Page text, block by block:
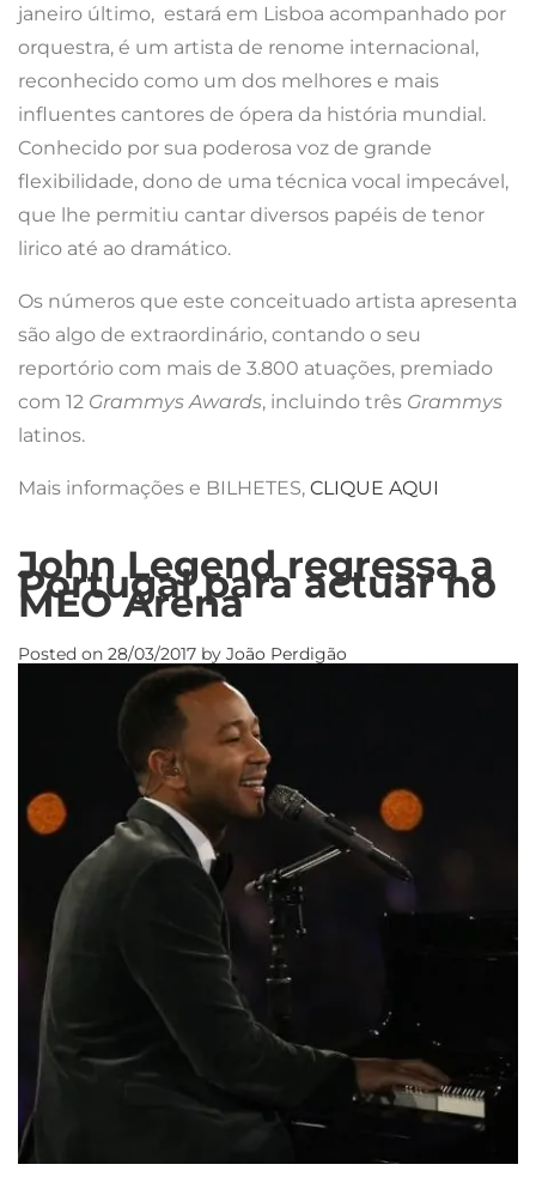
janeiro último, estará em Lisboa acompanhado por
orquestra, é um artista de renome internacional,
reconhecido como um dos melhores e mais
influentes cantores de ópera da história mundial.
Conhecido por sua poderosa voz de grande
flexibilidade, dono de uma técnica vocal impecável,
que lhe permitiu cantar diversos papéis de tenor
lirico até ao dramático.
Os números que este conceituado artista apresenta
são algo de extraordinário, contando o seu
reportório com mais de 3.800 atuações, premiado
com 12 Grammys Awards, incluindo três Grammys
latinos.
Mais informações e BILHETES, CLIQUE AQUI
John Legend regressa a
Portugal para actuar no
MEO Arena
Posted on 28/03/2017 by João Perdigão